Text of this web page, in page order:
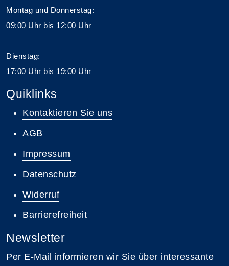
Montag und Donnerstag:
09:00 Uhr bis 12:00 Uhr
Dienstag:
17:00 Uhr bis 19:00 Uhr
Quiklinks
Kontaktieren Sie uns
AGB
Impressum
Datenschutz
Widerruf
Barrierefreiheit
Newsletter
Per E-Mail informieren wir Sie über interessante